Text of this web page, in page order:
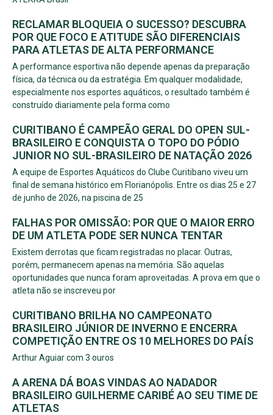
RECLAMAR BLOQUEIA O SUCESSO? DESCUBRA
POR QUE FOCO E ATITUDE SÃO DIFERENCIAIS
PARA ATLETAS DE ALTA PERFORMANCE
A performance esportiva não depende apenas da preparação
física, da técnica ou da estratégia. Em qualquer modalidade,
especialmente nos esportes aquáticos, o resultado também é
construído diariamente pela forma como
CURITIBANO É CAMPEÃO GERAL DO OPEN SUL-
BRASILEIRO E CONQUISTA O TOPO DO PÓDIO
JUNIOR NO SUL-BRASILEIRO DE NATAÇÃO 2026
A equipe de Esportes Aquáticos do Clube Curitibano viveu um
final de semana histórico em Florianópolis. Entre os dias 25 e 27
de junho de 2026, na piscina de 25
FALHAS POR OMISSÃO: POR QUE O MAIOR ERRO
DE UM ATLETA PODE SER NUNCA TENTAR
Existem derrotas que ficam registradas no placar. Outras,
porém, permanecem apenas na memória. São aquelas
oportunidades que nunca foram aproveitadas. A prova em que o
atleta não se inscreveu por
CURITIBANO BRILHA NO CAMPEONATO
BRASILEIRO JÚNIOR DE INVERNO E ENCERRA
COMPETIÇÃO ENTRE OS 10 MELHORES DO PAÍS
Arthur Aguiar com 3 ouros
A ARENA DÁ BOAS VINDAS AO NADADOR
BRASILEIRO GUILHERME CARIBÉ AO SEU TIME DE
ATLETAS